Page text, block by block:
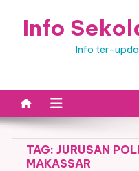
Info
Info ter-
TAG: JURUSAN
MAKASSAR